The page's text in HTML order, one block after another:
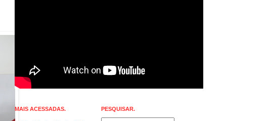
MAIS ACESSADAS. PESQUISAR.